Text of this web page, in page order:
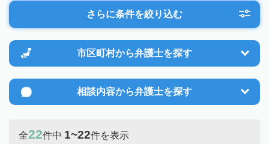
さらに条件を絞り込む
市区町村から弁護士を探す
相談内容から弁護士を探す
全22件中 1~22件を表示